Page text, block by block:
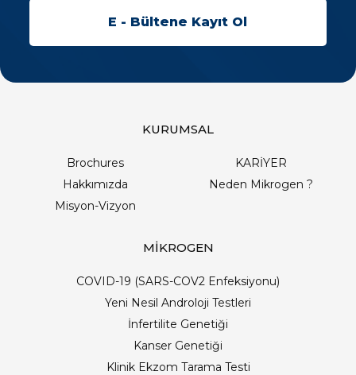
KURUMSAL
Brochures
KARİYER
Hakkımızda
Neden Mikrogen ?
Misyon-Vizyon
MİKROGEN
COVID-19 (SARS-COV2 Enfeksiyonu)
Yeni Nesil Androloji Testleri
İnfertilite Genetiği
Kanser Genetiği
Klinik Ekzom Tarama Testi